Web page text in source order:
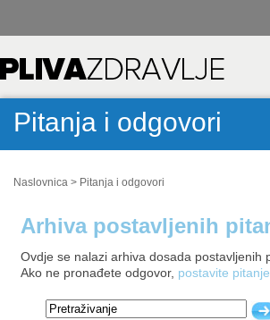
Pitanja i odgovori
Naslovnica > Pitanja i odgovori
Arhiva postavljenih
Ovdje se nalazi arhiva dosada postavljenih
Ako ne pronađete odgovor, postavite